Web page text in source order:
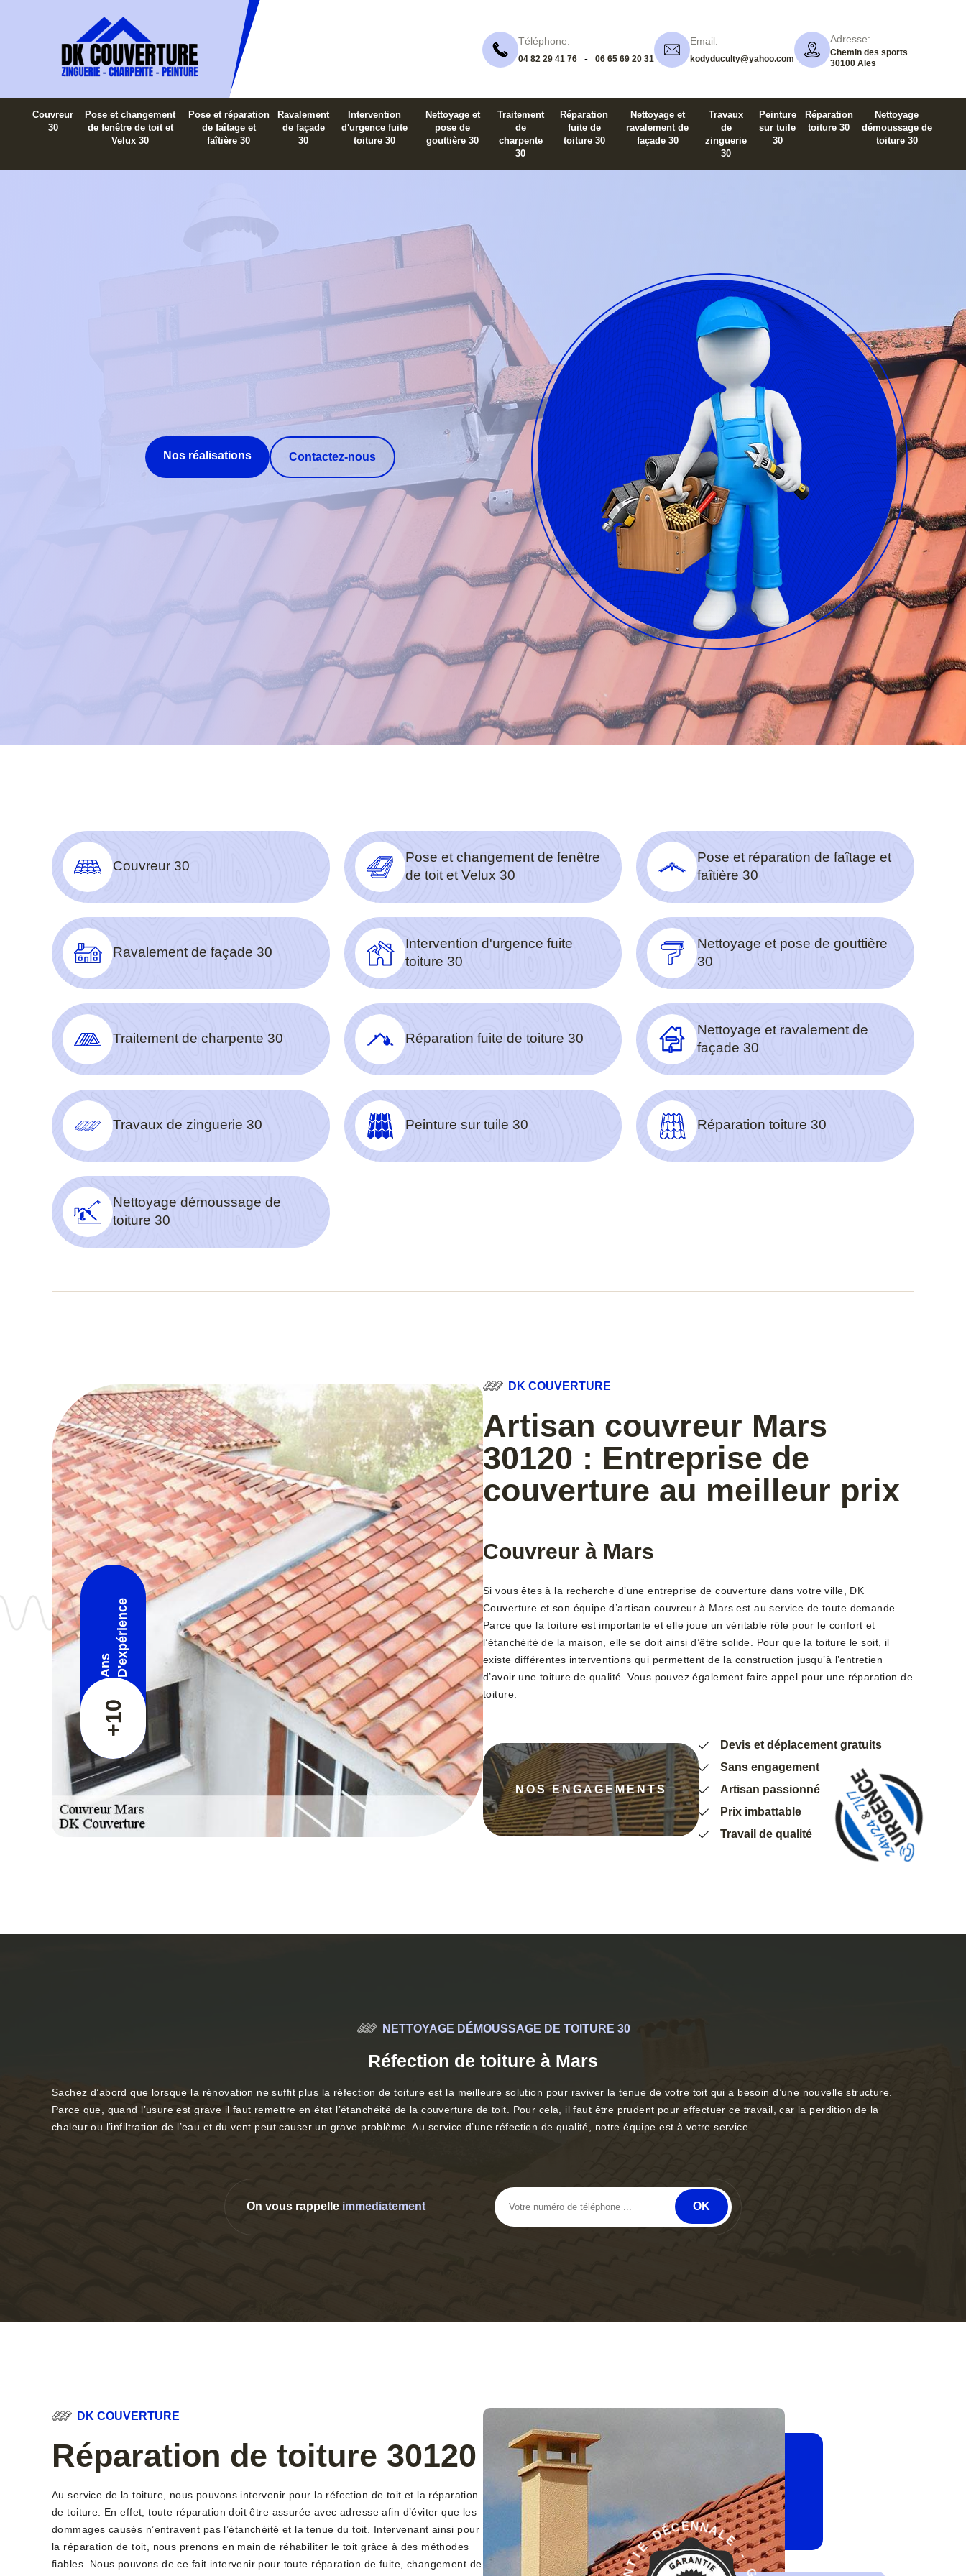
Téléphone:
04 82 29 41 76 - 06 65 69 20 31
Email:
kodyduculty@yahoo.com
Adresse:
Chemin des sports
30100 Ales
Couvreur
30
Pose et changement
de fenêtre de toit et
Velux 30
Pose et réparation
de faîtage et
faîtière 30
Ravalement
de façade
30
Intervention
d'urgence fuite
toiture 30
Nettoyage et
pose de
gouttière 30
Traitement
de
charpente
30
Réparation
fuite de
toiture 30
Nettoyage et
ravalement de
façade 30
Travaux
de
zinguerie
30
Peinture
sur tuile
30
Réparation
toiture 30
Nettoyage
démoussage de
toiture 30
Nos réalisations Contactez-nous
Couvreur 30
Pose et changement de fenêtre
de toit et Velux 30
Pose et réparation de faîtage et
faîtière 30
Ravalement de façade 30
Intervention d'urgence fuite
toiture 30
Nettoyage et pose de gouttière
30
Traitement de charpente 30 Réparation fuite de toiture 30
Nettoyage et ravalement de
façade 30
Travaux de zinguerie 30 Peinture sur tuile 30 Réparation toiture 30
Nettoyage démoussage de
toiture 30
+10
Ans D'expérience
DK COUVERTURE
Artisan couvreur Mars
30120 : Entreprise de
couverture au meilleur prix
Couvreur à Mars
Si vous êtes à la recherche d’une entreprise de couverture dans votre ville, DK
Couverture et son équipe d’artisan couvreur à Mars est au service de toute demande.
Parce que la toiture est importante et elle joue un véritable rôle pour le confort et
l’étanchéité de la maison, elle se doit ainsi d’être solide. Pour que la toiture le soit, il
existe différentes interventions qui permettent de la construction jusqu’à l’entretien
d’avoir une toiture de qualité. Vous pouvez également faire appel pour une réparation de
toiture.
NOS ENGAGEMENTS
Devis et déplacement gratuits
Sans engagement
Artisan passionné
Prix imbattable
Travail de qualité
NETTOYAGE DÉMOUSSAGE DE TOITURE 30
Réfection de toiture à Mars
Sachez d’abord que lorsque la rénovation ne suffit plus la réfection de toiture est la meilleure solution pour raviver la tenue de votre toit qui a besoin d’une nouvelle structure.
Parce que, quand l’usure est grave il faut remettre en état l’étanchéité de la couverture de toit. Pour cela, il faut être prudent pour effectuer ce travail, car la perdition de la
chaleur ou l’infiltration de l’eau et du vent peut causer un grave problème. Au service d’une réfection de qualité, notre équipe est à votre service.
On vous rappelle immediatement
DK COUVERTURE
Réparation de toiture 30120
Au service de la toiture, nous pouvons intervenir pour la réfection de toit et la réparation
de toiture. En effet, toute réparation doit être assurée avec adresse afin d’éviter que les
dommages causés n’entravent pas l’étanchéité et la tenue du toit. Intervenant ainsi pour
la réparation de toit, nous prenons en main de réhabiliter le toit grâce à des méthodes
fiables. Nous pouvons de ce fait intervenir pour toute réparation de fuite, changement de
É
C
E
NNALE - GARA
N
T
I